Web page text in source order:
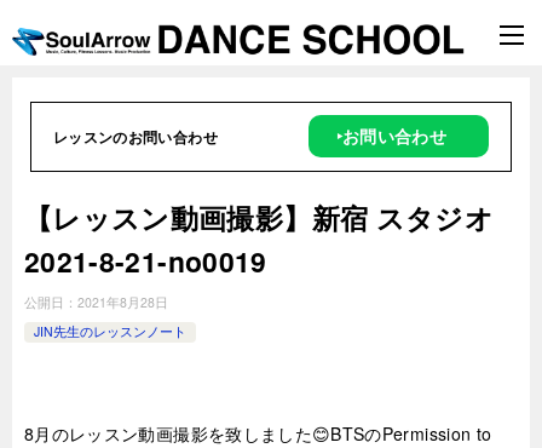
レッスンのお問い合わせ ‣お問い合わせ
【レッスン動画撮影】新宿 スタジオ
2021-8-21-no0019
公開日： 2021年8月28日
JIN先生のレッスンノート
8月のレッスン動画撮影を致しました😊BTSのPermission to